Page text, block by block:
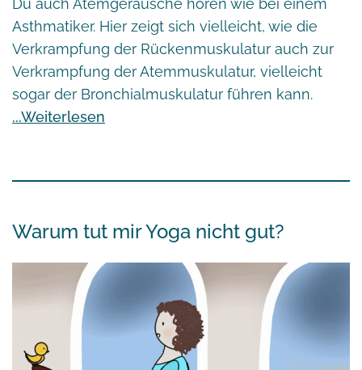
Asthmatiker. Hier zeigt sich vielleicht, wie die
Verkrampfung der Rückenmuskulatur auch zur
Verkrampfung der Atemmuskulatur, vielleicht
sogar der Bronchialmuskulatur führen kann.
Weiterlesen
Warum tut mir Yoga nicht gut?